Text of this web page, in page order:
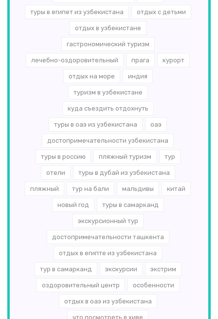
туры в египет из узбекистана отдых с детьми
отдых в узбекистане
гастрономический туризм
лечебно-оздоровительный прага курорт
отдых на море индия
туризм в узбекистане
куда съездить отдохнуть
туры в оаэ из узбекистана оаэ
достопримечательности узбекистана
туры в россию пляжный туризм тур
отели туры в дубай из узбекистана
пляжный тур на бали мальдивы китай
новый год туры в самарканд
экскурсионный тур
достопримечательности ташкента
отдых в египте из узбекистана
тур в самарканд экскурсии экстрим
оздоровительный центр особенности
отдых в оаэ из узбекистана
что посмотреть в хиве